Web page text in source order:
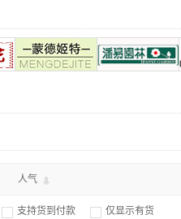
人气
支持货到付款 仅显示有货